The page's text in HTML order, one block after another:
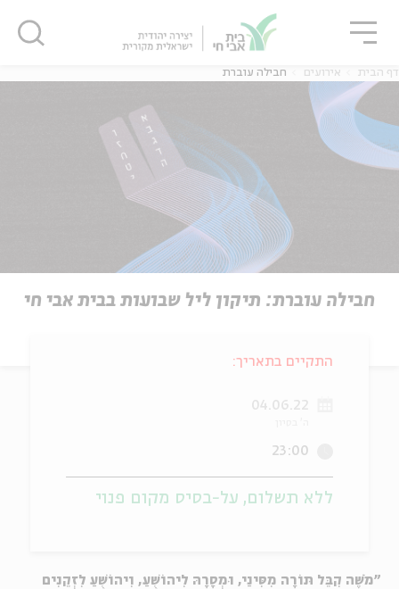
דף הבית אירועים חבילה עוברת
חבילה עוברת: תיקון ליל שבועות בבית אבי חי
"מֹשֶׁה קִבֵּל תּוֹרָה מִסִּינַי, וּמְסָרָהּ לִיהוֹשֻׁעַ, וִיהוֹשֻׁעַ לִזְקֵנִים
התקיים בתאריך:
04.06.22
23:00
ללא תשלום, על-בסיס מקום פנוי
סגור